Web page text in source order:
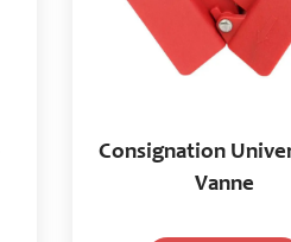
Consignation
Vanne